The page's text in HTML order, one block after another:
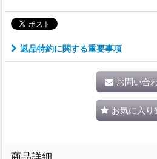
返品特約に関する重要事項
お問い合
お気に入り
商品詳細